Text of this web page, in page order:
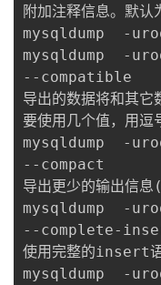
附加注释信息。默
mysqldump  -
mysqldump  -
--compatible
导出的数据将和
要使用几个值，用逗
mysqldump  -
--compact
导出更少的输出
mysqldump  -
--complete-
使用完整的insert语
mysqldump  -